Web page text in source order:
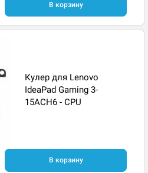
В корзину
Кулер для Lenovo
IdeaPad Gaming 3-
15ACH6 - CPU
В корзину